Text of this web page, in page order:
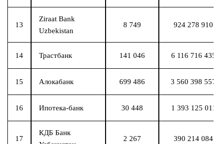
13
Ziraat Bank
Uzbekistan
8 749 924 278 910
14 Трастбанк 141 046 6 116 716 435
15 Алокабанк 699 486 3 560 398 557
16 Ипотека-банк 30 448 1 393 125 011
17
КДБ Банк
2 267 390 214 084